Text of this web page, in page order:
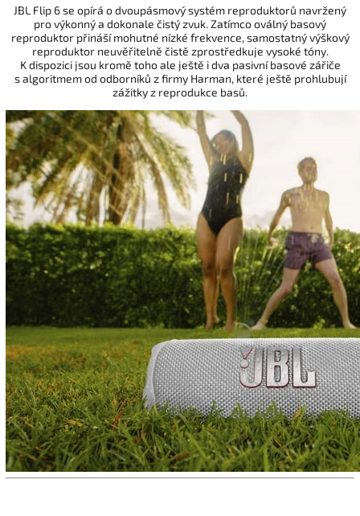
JBL Flip 6 se opírá o dvoupásmový systém reproduktorů navržený
pro výkonný a dokonale čistý zvuk. Zatímco oválný basový
reproduktor přináší mohutné nízké frekvence, samostatný výškový
reproduktor neuvěřitelně čistě zprostředkuje vysoké tóny.
K dispozici jsou kromě toho ale ještě i dva pasivní basové zářiče
s algoritmem od odborníků z firmy Harman, které ještě prohlubují
zážitky z reprodukce basů.